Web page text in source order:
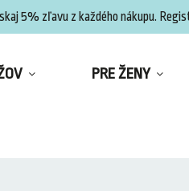
5% zľavu z každého nákupu.
PRE ŽENY